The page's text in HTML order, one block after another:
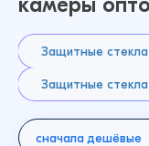
Защитные
Защитные
сначала дешёвые